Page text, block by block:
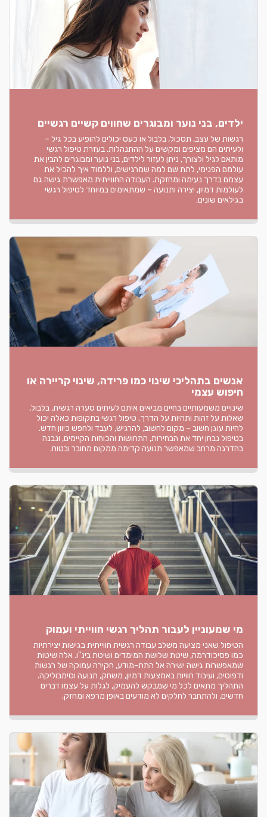
ילדים, בני נוער ומבוגרים שחווים קשיים רגשיים
רגשות של עצב, תסכול, בלבול או כעס יכולים להופיע בכל גיל –
ולעיתים הם מציפים ומקשים על ההתנהלות. בעזרת טיפול רגשי
מותאם לגיל ולצורך, ניתן לעזור לילדים, בני נוער ומבוגרים להבין את
עולמם הפנימי, לתת שם למה שמרגישים, וללמוד איך להכיל את
עצמם בדרך נעימה ומחזקת. העבודה החווייתית מאפשרת גישה גם
לעולמות דמיון, יצירה ותנועה – שמתאימים במיוחד לטיפול רגשי
בגילאים שונים.
אנשים בתהליכי שינוי כמו פרידה, שינוי קריירה או
חיפוש עצמי
שינויים משמעותיים בחיים מביאים איתם לעיתים סערה רגשית, בלבול,
שאלות על זהות ותהיות על הדרך. טיפול רגשי בתקופות כאלה יכול
להיות עוגן חשוב – מקום לחשוב, להרגיש, לעבד ולחפש כיוון חדש.
בטיפול נבחן יחד את הבחירות, התחושות והכוחות הקיימים, ונבנה
בהדרגה מרחב שמאפשר תנועה קדימה ממקום מחובר ובטוח.
מי שמעוניין לעבור תהליך רגשי חווייתי ועמוק
הטיפול שאני מציעה משלב עבודה רגשית חווייתית בגישות יצירתיות
כמו פסיכודרמה, שיטת שלושת המימדים ושיטת בינ"ו. אלה שיטות
שמאפשרות גישה ישירה אל התת-מודע, חקירה עמוקה של רגשות
ודפוסים, ועיבוד חוויות באמצעות דמיון, משחק, תנועה וסימבוליקה.
התהליך מתאים לכל מי שמבקש להעמיק, לגלות על עצמו דברים
חדשים, ולהתחבר לחלקים לא מודעים באופן מרפא ומחזק.